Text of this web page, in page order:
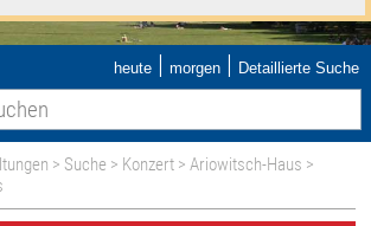
heute | morgen | Detaillierte Suche
> Suche > Konzert >Ariowitsch-Haus >